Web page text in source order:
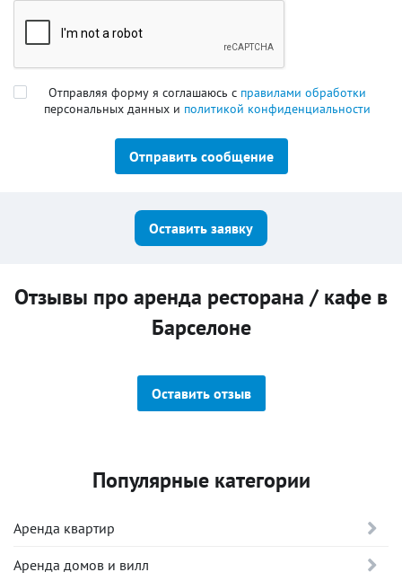
Отправляя форму я соглашаюсь с правилами обработки
персональных данных и политикой конфиденциальности
Отправить сообщение
Оставить заявку
Отзывы про аренда ресторана / кафе в
Барселоне
Оставить отзыв
Популярные категории
Аренда квартир
Аренда домов и вилл